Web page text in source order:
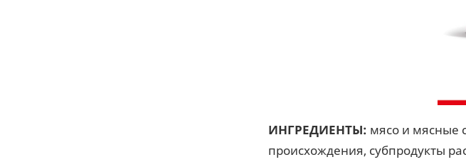
ИНГРЕДИЕНТЫ: мясо и мясные
происхождения, субпродукты